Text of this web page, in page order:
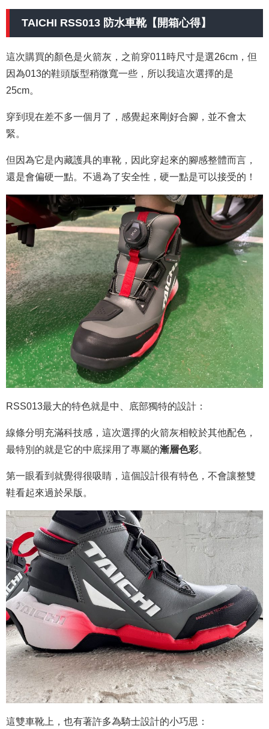
TAICHI RSS013 防水車靴【開箱心得】
這次購買的顏色是火箭灰，之前穿011時尺寸是選26cm，但
因為013的鞋頭版型稍微寬一些，所以我這次選擇的是
25cm。
穿到現在差不多一個月了，感覺起來剛好合腳，並不會太
緊。
但因為它是內藏護具的車靴，因此穿起來的腳感整體而言，
還是會偏硬一點。不過為了安全性，硬一點是可以接受的！
RSS013最大的特色就是中、底部獨特的設計：
線條分明充滿科技感，這次選擇的火箭灰相較於其他配色，
最特別的就是它的中底採用了專屬的漸層色彩。
第一眼看到就覺得很吸睛，這個設計很有特色，不會讓整雙
鞋看起來過於呆版。
這雙車靴上，也有著許多為騎士設計的小巧思：